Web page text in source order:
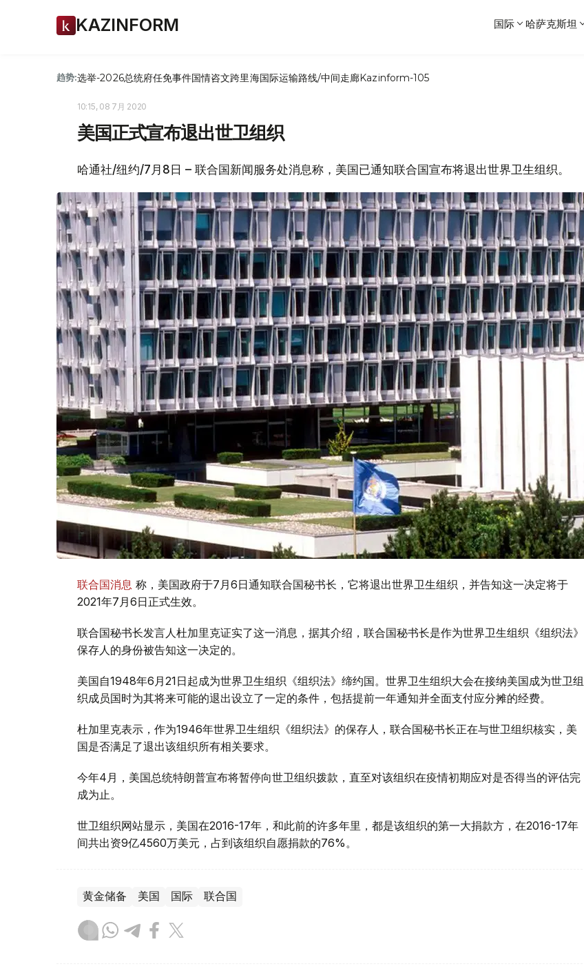
KAZINFORM 国际 哈萨克斯坦
趋势:选举-2026总统府任免事件国情咨文跨里海国际运输路线/中间走廊Kazinform-105
10:15, 08 7月 2020
美国正式宣布退出世卫组织
哈通社/纽约/7月8日 – 联合国新闻服务处消息称，美国已通知联合国宣布将退出世界卫生组织。
联合国消息 称，美国政府于7月6日通知联合国秘书长，它将退出世界卫生组织，并告知这一决定将于
2021年7月6日正式生效。
联合国秘书长发言人杜加里克证实了这一消息，据其介绍，联合国秘书长是作为世界卫生组织《组织法》
保存人的身份被告知这一决定的。
美国自1948年6月21日起成为世界卫生组织《组织法》缔约国。世界卫生组织大会在接纳美国成为世卫组
织成员国时为其将来可能的退出设立了一定的条件，包括提前一年通知并全面支付应分摊的经费。
杜加里克表示，作为1946年世界卫生组织《组织法》的保存人，联合国秘书长正在与世卫组织核实，美
国是否满足了退出该组织所有相关要求。
今年4月，美国总统特朗普宣布将暂停向世卫组织拨款，直至对该组织在疫情初期应对是否得当的评估完
成为止。
世卫组织网站显示，美国在2016-17年，和此前的许多年里，都是该组织的第一大捐款方，在2016-17年
间共出资9亿4560万美元，占到该组织自愿捐款的76%。
黄金储备 美国 国际 联合国